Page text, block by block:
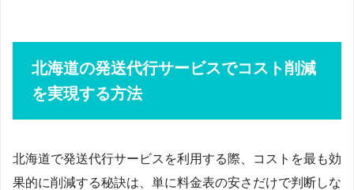
北海道の発送代行サービスでコスト削減
を実現する方法
北海道で発送代行サービスを利用する際、コストを最も効
果的に削減する秘訣は、単に料金表の安さだけで判断しな